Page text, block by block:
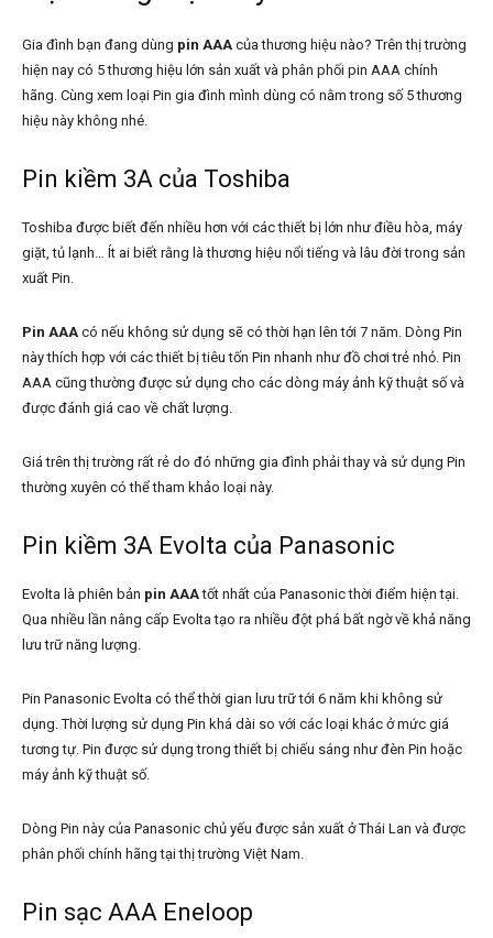
Gia đình bạn đang dùng pin AAA của thương hiệu nào? Trên thị trường
hiện nay có 5 thương hiệu lớn sản xuất và phân phối pin AAA chính
hãng. Cùng xem loại Pin gia đình mình dùng có nằm trong số 5 thương
hiệu này không nhé.
Pin kiềm 3A của Toshiba
Toshiba được biết đến nhiều hơn với các thiết bị lớn như điều hòa, máy
giặt, tủ lạnh… Ít ai biết rằng là thương hiệu nổi tiếng và lâu đời trong sản
xuất Pin.
Pin AAA có nếu không sử dụng sẽ có thời hạn lên tới 7 năm. Dòng Pin
này thích hợp với các thiết bị tiêu tốn Pin nhanh như đồ chơi trẻ nhỏ. Pin
AAA cũng thường được sử dụng cho các dòng máy ảnh kỹ thuật số và
được đánh giá cao về chất lượng.
Giá trên thị trường rất rẻ do đó những gia đình phải thay và sử dụng Pin
thường xuyên có thể tham khảo loại này.
Pin kiềm 3A Evolta của Panasonic
Evolta là phiên bản pin AAAtốt nhất của Panasonic thời điểm hiện tại.
Qua nhiều lần nâng cấp Evolta tạo ra nhiều đột phá bất ngờ về khả năng
lưu trữ năng lượng.
Pin Panasonic Evolta có thể thời gian lưu trữ tới 6 năm khi không sử
dụng. Thời lượng sử dụng Pin khá dài so với các loại khác ở mức giá
tương tự. Pin được sử dụng trong thiết bị chiếu sáng như đèn Pin hoặc
máy ảnh kỹ thuật số.
Dòng Pin này của Panasonic chủ yếu được sản xuất ở Thái Lan và được
phân phối chính hãng tại thị trường Việt Nam.
Pin sạc AAA Eneloop